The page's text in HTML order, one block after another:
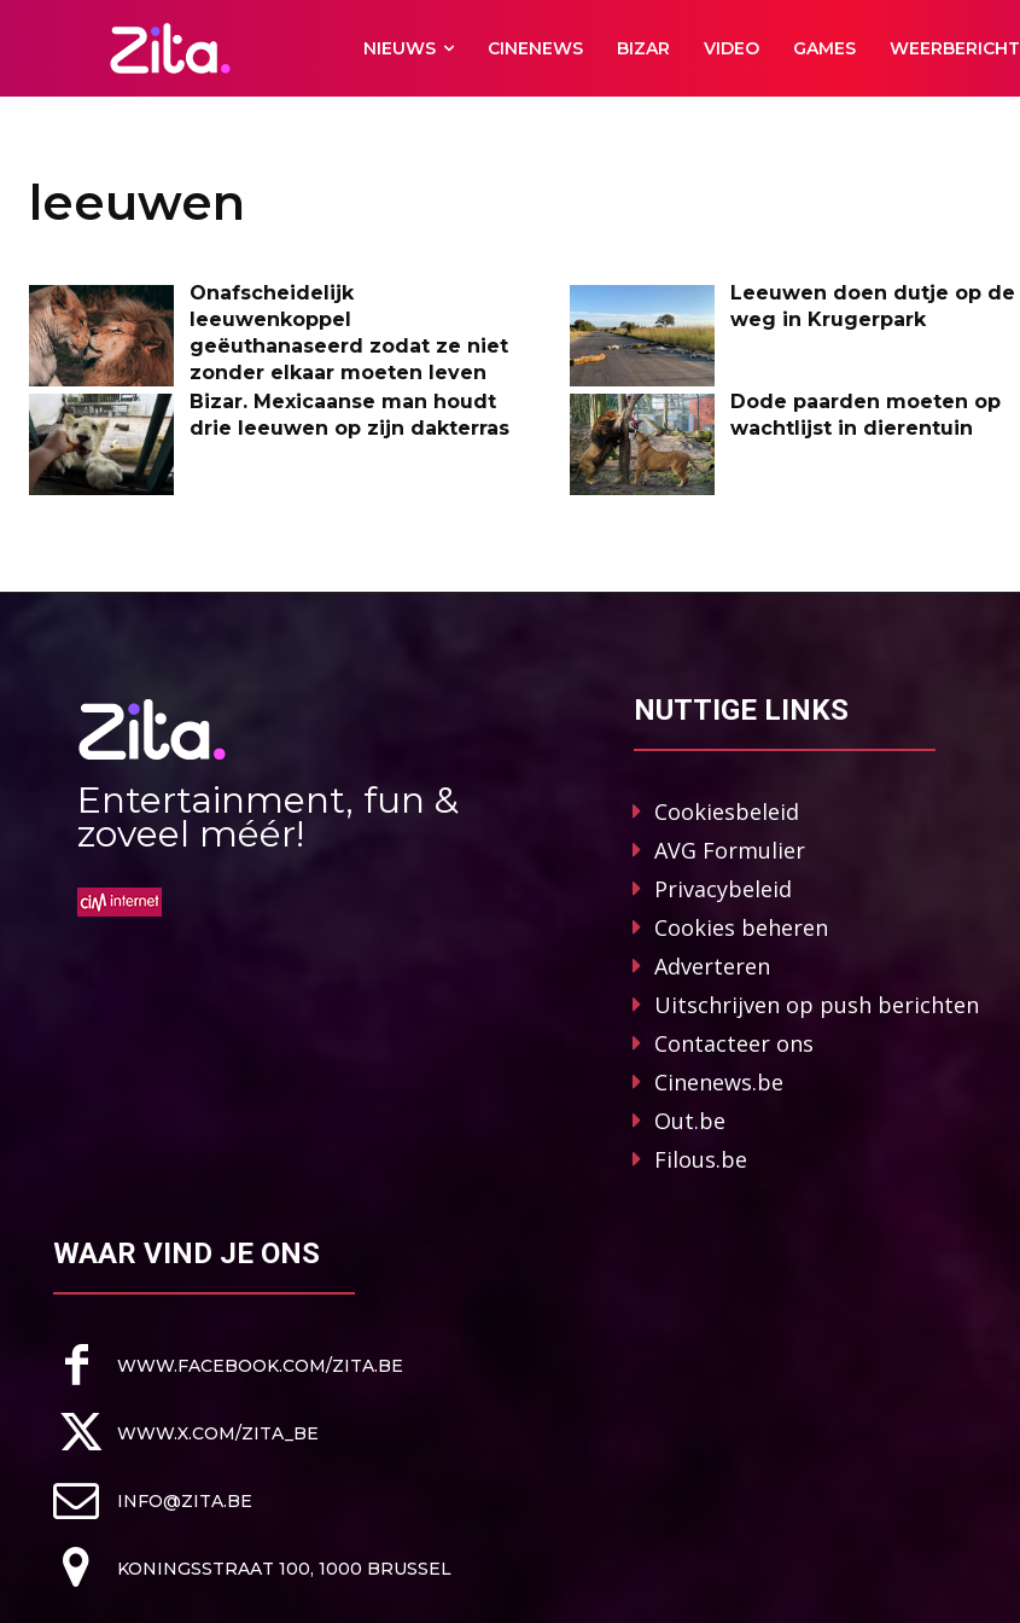
NIEUWS CINENEWS BIZAR VIDEO GAMES WEERBERICHT
leeuwen
Onafscheidelijk
leeuwenkoppel
geëuthanaseerd zodat ze niet
zonder elkaar moeten leven
Leeuwen doen dutje op de
weg in Krugerpark
Bizar. Mexicaanse man houdt
drie leeuwen op zijn dakterras
Dode paarden moeten op
wachtlijst in dierentuin
Entertainment, fun &
zoveel méér!
NUTTIGE LINKS
Cookiesbeleid
AVG Formulier
Privacybeleid
Cookies beheren
Adverteren
Uitschrijven op push berichten
Contacteer ons
Cinenews.be
Out.be
Filous.be
WAAR VIND JE ONS
WWW.FACEBOOK.COM/ZITA.BE
WWW.X.COM/ZITA_BE
INFO@ZITA.BE
KONINGSSTRAAT 100, 1000 BRUSSEL